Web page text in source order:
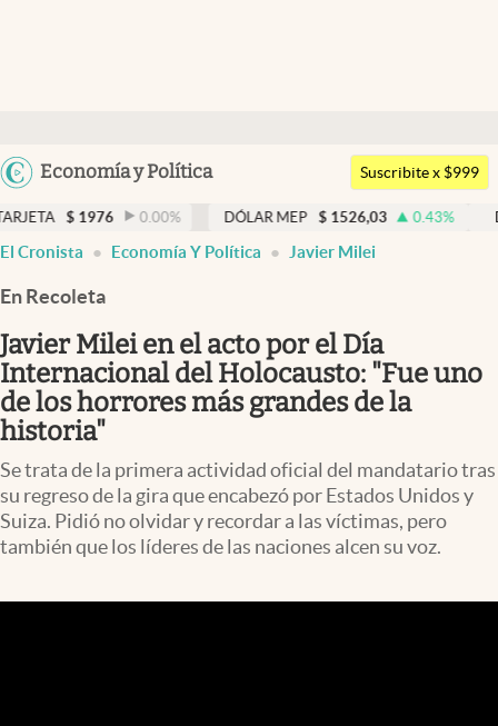
Argentina
Economía y Política
Members
Economía y Política
Finanzas y Mercados
Mercados Online
Negocios
Columnistas
Otras secciones
Apertura
Infotechnology
Clase
Suscribite x $999
0.00% DÓLAR MEP $ 1526,03 0.43% DÓLAR BNA
El Cronista Economía Y Política Javier Milei
En Recoleta
Javier Milei en el acto por el Dí­a
Internacional del Holocausto: "Fue uno
de los horrores más grandes de la
historia"
Se trata de la primera actividad oficial del mandatario tras
su regreso de la gira que encabezó por Estados Unidos y
Suiza. Pidió no olvidar y recordar a las víctimas, pero
también que los líderes de las naciones alcen su voz.